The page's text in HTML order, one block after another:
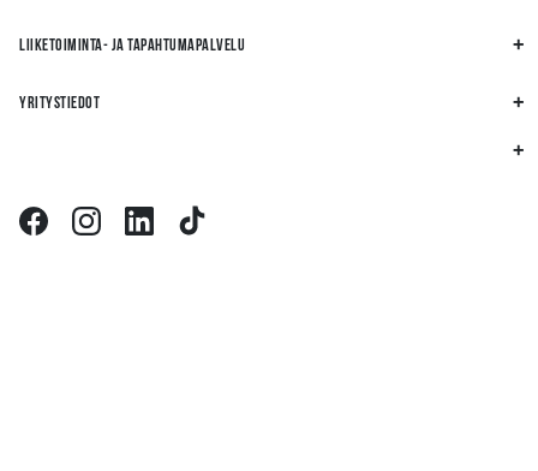
LIIKETOIMINTA- JA TAPAHTUMAPALVELU
YRITYSTIEDOT